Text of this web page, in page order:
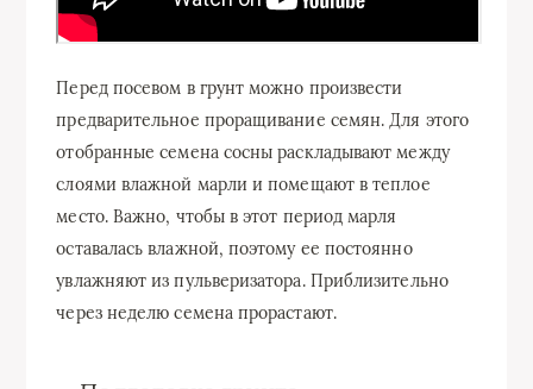
Перед посевом в грунт можно произвести
предварительное проращивание семян. Для этого
отобранные семена сосны раскладывают между
слоями влажной марли и помещают в теплое
место. Важно, чтобы в этот период марля
оставалась влажной, поэтому ее постоянно
увлажняют из пульверизатора. Приблизительно
через неделю семена прорастают.